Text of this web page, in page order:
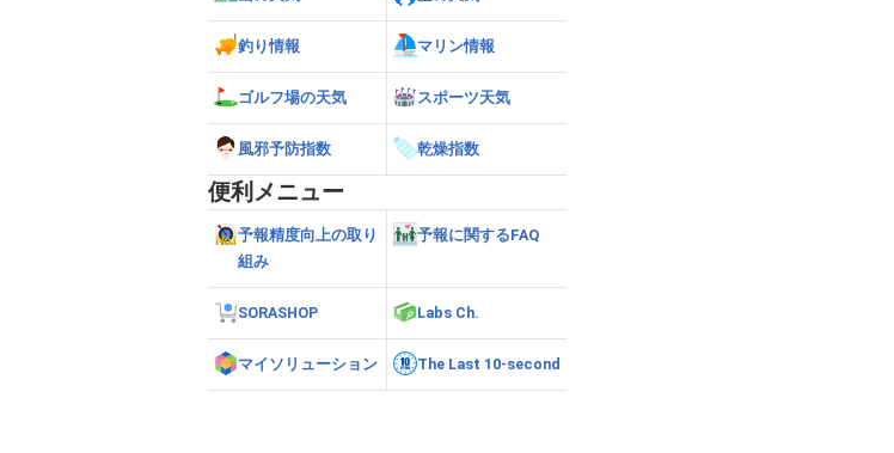
釣り情報 マリン情報
ゴルフ場の天気 スポーツ天気
風邪予防指数 乾燥指数
便利メニュー
予報精度向上の取り
組み
予報に関するFAQ
SORASHOP Labs Ch.
マイソリューション The Last 10-second